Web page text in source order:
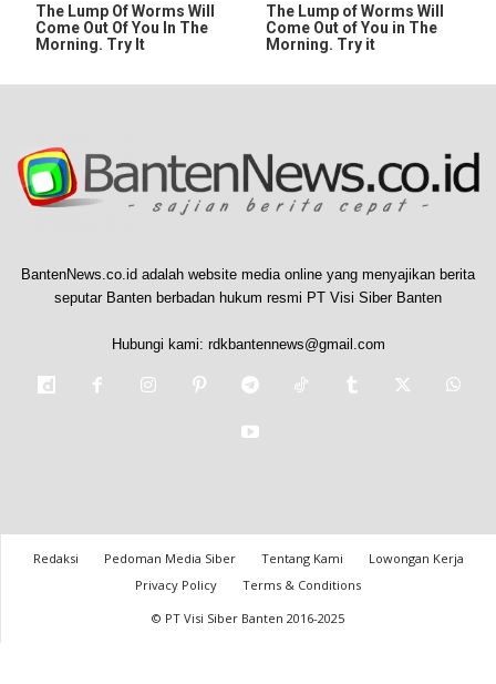
The Lump Of Worms Will
Come Out Of You In The
Morning. Try It
The Lump of Worms Will
Come Out of You in The
Morning. Try it
BantenNews.co.id adalah website media online yang menyajikan berita
seputar Banten berbadan hukum resmi PT Visi Siber Banten
Hubungi kami: rdkbantennews@gmail.com
Redaksi Pedoman Media Siber Tentang Kami
Lowongan Kerja
Privacy Policy
Terms & Conditions
© PT Visi Siber Banten 2016-2025